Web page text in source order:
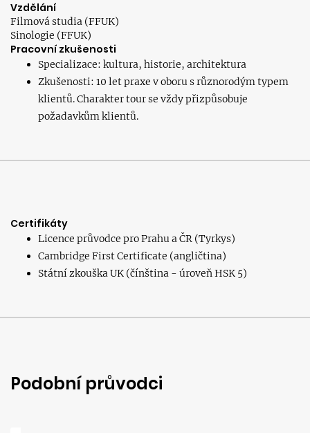
Vzdělání
Filmová studia (FFUK)
Sinologie (FFUK)
Pracovní zkušenosti
Specializace: kultura, historie, architektura
Zkušenosti: 10 let praxe v oboru s různorodým typem
klientů. Charakter tour se vždy přizpůsobuje
požadavkům klientů.
Certifikáty
Licence průvodce pro Prahu a ČR (Tyrkys)
Cambridge First Certificate (angličtina)
Státní zkouška UK (čínština - úroveň HSK 5)
Podobní průvodci